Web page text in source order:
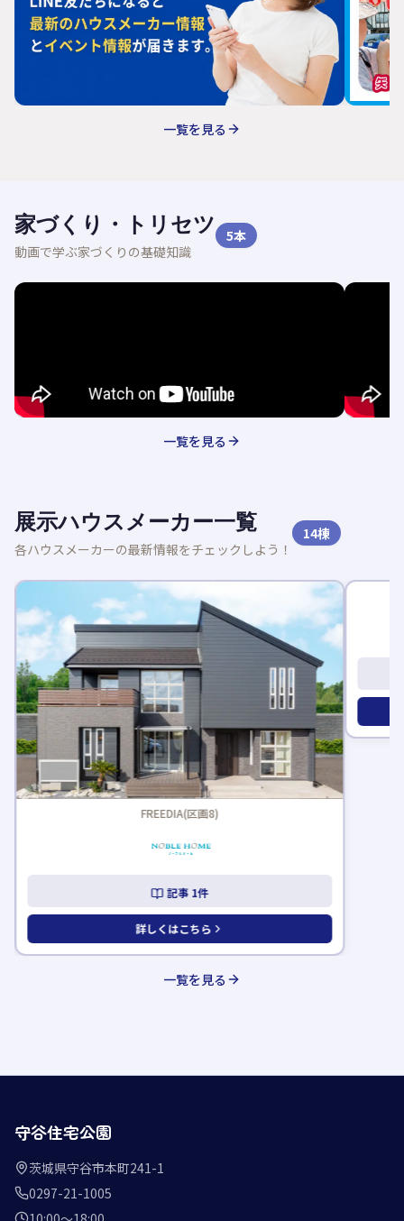
一覧を見る
家づくり・トリセツ
動画で学ぶ家づくりの基礎知識
5本
一覧を見る
展示ハウスメーカー一覧
各ハウスメーカーの最新情報をチェックしよう！
14棟
FREEDIA(区画8)
記事 1件
詳しくはこちら
一覧を見る
守谷住宅公園
茨城県守谷市本町241-1
0297-21-1005